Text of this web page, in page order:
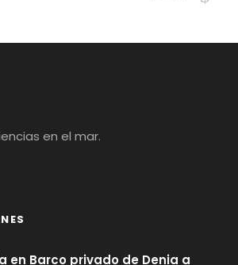
en el mar.
en Barco privado de Denia a